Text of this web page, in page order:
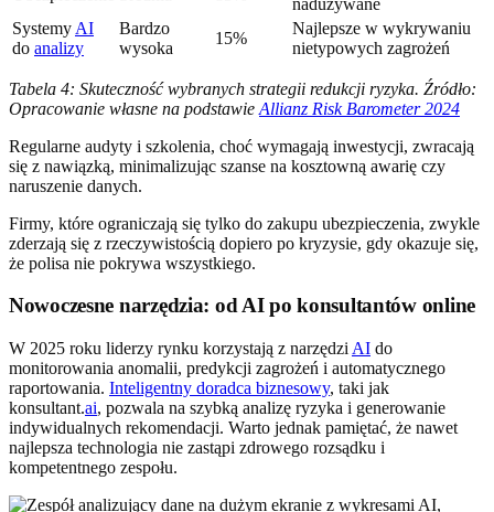
Systemy AI
do analizy
Bardzo
wysoka
15%
Najlepsze w wykrywaniu
nietypowych zagrożeń
Tabela 4: Skuteczność wybranych strategii redukcji ryzyka. Źródło:
Opracowanie własne na podstawie Allianz Risk Barometer 2024
Regularne audyty i szkolenia, choć wymagają inwestycji, zwracają
się z nawiązką, minimalizując szanse na kosztowną awarię czy
naruszenie danych.
Firmy, które ograniczają się tylko do zakupu ubezpieczenia, zwykle
zderzają się z rzeczywistością dopiero po kryzysie, gdy okazuje się,
że polisa nie pokrywa wszystkiego.
Nowoczesne narzędzia: od AI po konsultantów online
W 2025 roku liderzy rynku korzystają z narzędzi AI do
monitorowania anomalii, predykcji zagrożeń i automatycznego
raportowania. Inteligentny doradca biznesowy, taki jak
konsultant.ai, pozwala na szybką analizę ryzyka i generowanie
indywidualnych rekomendacji. Warto jednak pamiętać, że nawet
najlepsza technologia nie zastąpi zdrowego rozsądku i
kompetentnego zespołu.